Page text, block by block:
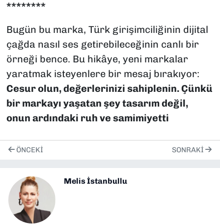
********
Bugün bu marka, Türk girişimciliğinin dijital
çağda nasıl ses getirebileceğinin canlı bir
örneği bence. Bu hikâye, yeni markalar
yaratmak isteyenlere bir mesaj bırakıyor:
Cesur olun, değerlerinizi sahiplenin. Çünkü
bir markayı yaşatan şey tasarım değil,
onun ardındaki ruh ve samimiyetti
ÖNCEKI SONRAKI
Melis İstanbullu